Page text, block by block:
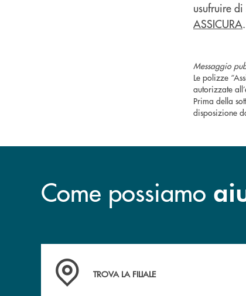
usufruire
ASSICURA.
Messaggio
Le polizze
autorizzate
Prima della
disposizione
Come possiamo
Accedi all' elenco completo delle filiali .
TROVA LA FILIALE